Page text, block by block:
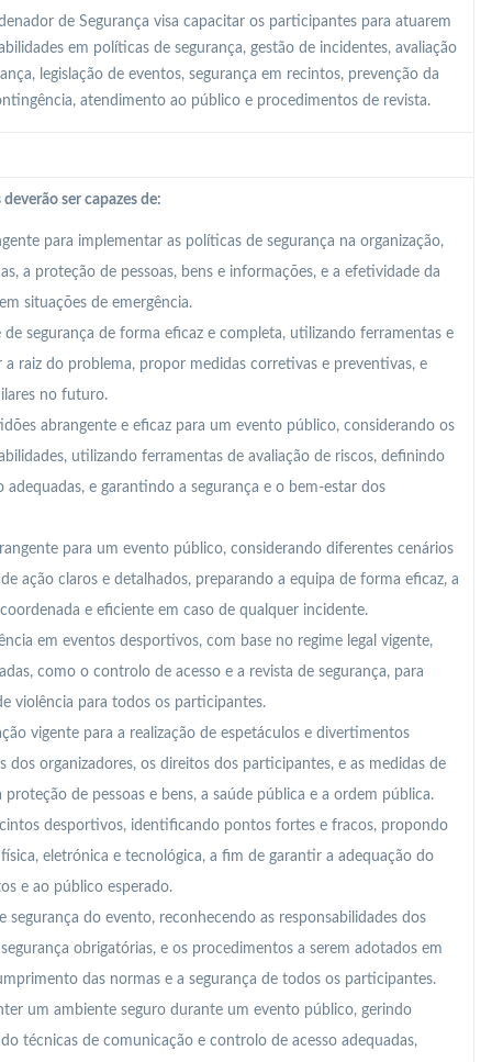
de Segurança visa capacitar os participantes para atuarem
em políticas de segurança, gestão de incidentes, avaliação
legislação de eventos, segurança em recintos, prevenção da
atendimento ao público e procedimentos de revista.
ser capazes de:
para implementar as políticas de segurança na organização,
a proteção de pessoas, bens e informações, e a efetividade da
situações de emergência.
segurança de forma eficaz e completa, utilizando ferramentas e
raiz do problema, propor medidas corretivas e preventivas, e
no futuro.
abrangente e eficaz para um evento público, considerando os
utilizando ferramentas de avaliação de riscos, definindo
e garantindo a segurança e o bem-estar dos
para um evento público, considerando diferentes cenários
ação claros e detalhados, preparando a equipa de forma eficaz, a
e eficiente em caso de qualquer incidente.
em eventos desportivos, com base no regime legal vigente,
como o controlo de acesso e a revista de segurança, para
violência para todos os participantes.
vigente para a realização de espetáculos e divertimentos
dos organizadores, os direitos dos participantes, e as medidas de
de pessoas e bens, a saúde pública e a ordem pública.
desportivos, identificando pontos fortes e fracos, propondo
eletrónica e tecnológica, a fim de garantir a adequação do
e ao público esperado.
segurança do evento, reconhecendo as responsabilidades dos
obrigatórias, e os procedimentos a serem adotados em
das normas e a segurança de todos os participantes.
um ambiente seguro durante um evento público, gerindo
técnicas de comunicação e controlo de acesso adequadas,